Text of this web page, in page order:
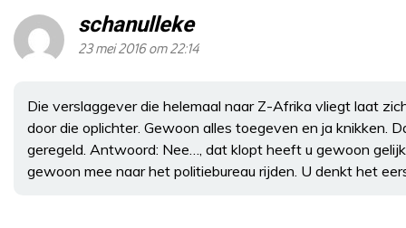
schanulleke
23 mei 2016 om 22:14
Die verslaggever die helemaal naar Z-Afrika vliegt laat
door die oplichter. Gewoon alles toegeven en ja knikken.
geregeld. Antwoord: Nee…, dat klopt heeft u gewoon
gewoon mee naar het politiebureau rijden. U denkt het